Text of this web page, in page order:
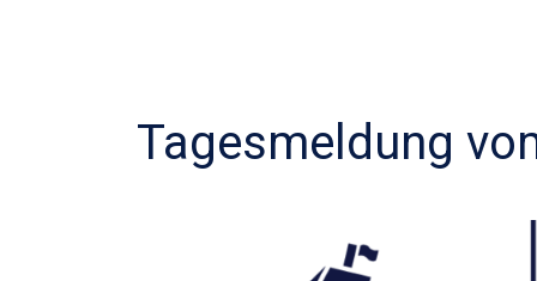
Tagesmeldung